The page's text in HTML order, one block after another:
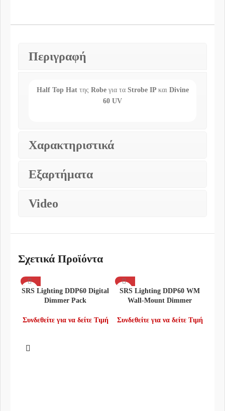
Περιγραφή
Half Top Hat της Robe για ταStrobe IP και Divine
60 UV
Χαρακτηριστικά
Εξαρτήματα
Video
Σχετικά Προϊόντα
SRS Lighting DDP60 Digital
Dimmer Pack
Συνδεθείτε για να δείτε Τιμή
SRS Lighting DDP60 WM
Wall-Mount Dimmer
Συνδεθείτε για να δείτε Τιμή